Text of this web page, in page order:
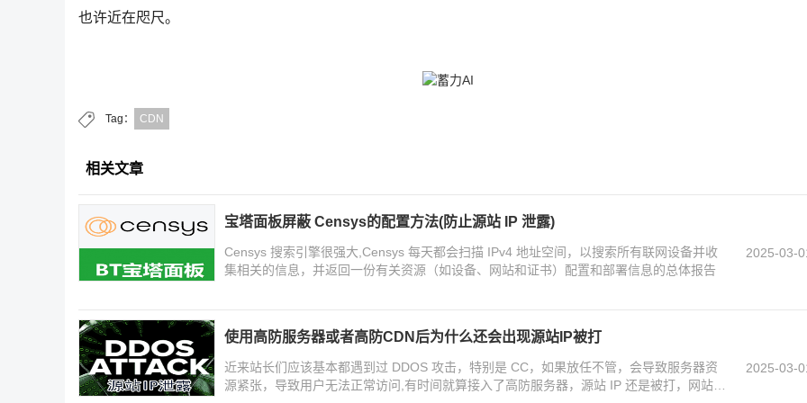
也许近在咫尺。
Tag： CDN
相关文章
宝塔面板屏蔽 Censys的配置方法(防止源站 IP 泄露)
Censys 搜索引擎很强大,Censys 每天都会扫描 IPv4 地址空间，以搜索所有联网设备并收
集相关的信息，并返回一份有关资源（如设备、网站和证书）配置和部署信息的总体报告
2025-03-
使用高防服务器或者高防CDN后为什么还会出现源站IP被打
近来站长们应该基本都遇到过 DDOS 攻击，特别是 CC，如果放任不管，会导致服务器资
源紧张，导致用户无法正常访问,有时间就算接入了高防服务器，源站 IP 还是被打，网站打
2025-03-